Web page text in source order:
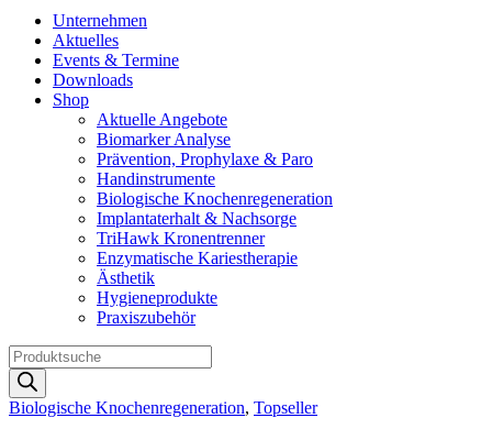
Unternehmen
Aktuelles
Events & Termine
Downloads
Shop
Aktuelle Angebote
Biomarker Analyse
Prävention, Prophylaxe & Paro
Handinstrumente
Biologische Knochenregeneration
Implantaterhalt & Nachsorge
TriHawk Kronentrenner
Enzymatische Kariestherapie
Ästhetik
Hygieneprodukte
Praxiszubehör
Products
search
Biologische Knochenregeneration, Topseller